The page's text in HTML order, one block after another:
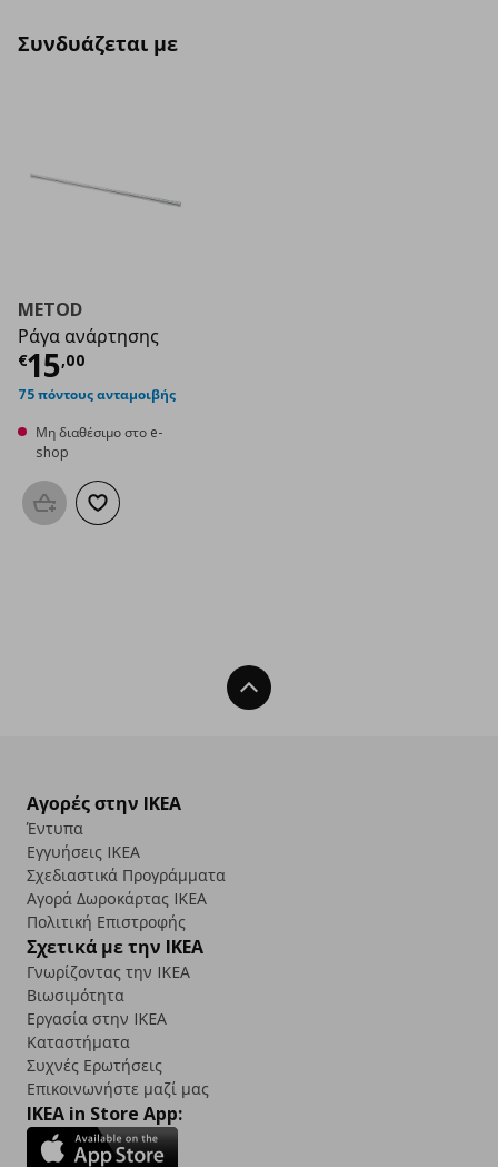
Συνδυάζεται με
METOD
Ράγα ανάρτησης
€15,00
Τρέχουσα τιμή
75 πόντους ανταμοιβής
Μη διαθέσιμο στο e-
shop
Προσθήκη στο καλάθι
Προσθήκη στα αγαπημένα
Back To Top
Αγορές στην IKEA
Έντυπα
Εγγυήσεις IKEA
Σχεδιαστικά Προγράμματα
Αγορά Δωρoκάρτας IKEA
Πολιτική Επιστροφής
Σχετικά με την IKEA
Γνωρίζοντας την IKEA
Βιωσιμότητα
Εργασία στην IKEA
Καταστήματα
Συχνές Ερωτήσεις
Επικοινωνήστε μαζί μας
IKEA in Store App: